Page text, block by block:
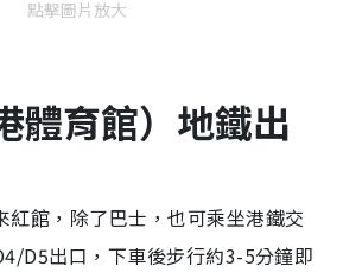
點擊圖片放大
體育館）地鐵出
紅館，除了巴士，也可乘坐港鐵交
D5出口，下車後步行約3-5分鐘即